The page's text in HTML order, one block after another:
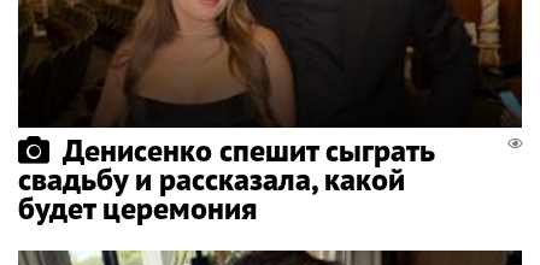
Денисенко спешит сыграть
свадьбу и рассказала, какой
будет церемония